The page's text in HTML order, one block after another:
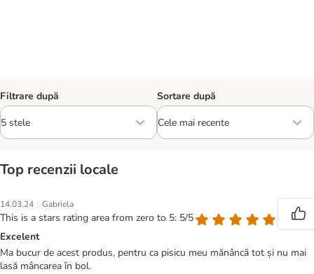
Filtrare după Sortare după
Top recenzii locale
14.03.24 | Gabriela
This is a stars rating area from zero to 5: 5/5
Excelent
Ma bucur de acest produs, pentru ca pisicu meu mănâncă tot și nu mai
lasă mâncarea în bol.